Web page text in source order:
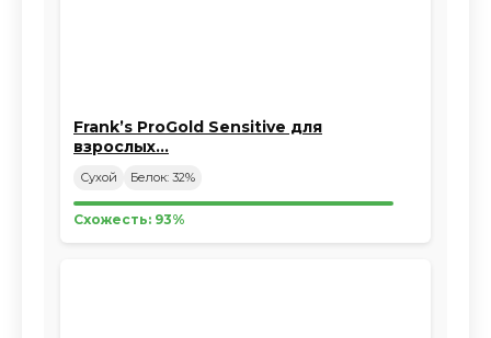
Frank’s ProGold Sensitive для
взрослых…
Сухой Белок: 32%
Схожесть: 93%